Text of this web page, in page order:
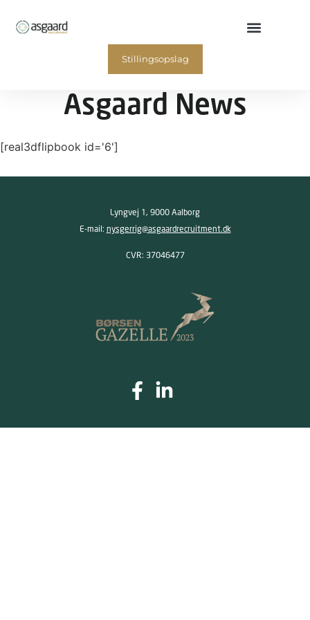
Stillingsopslag
Asgaard News
[real3dflipbook id='6']
Lyngvej 1, 9000 Aalborg
E-mail: nysgerrig@asgaardrecruitment.dk
CVR: 37046477